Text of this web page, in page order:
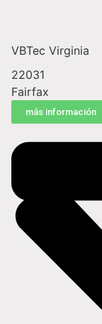
VBTec Virginia
22031
Fairfax
más información